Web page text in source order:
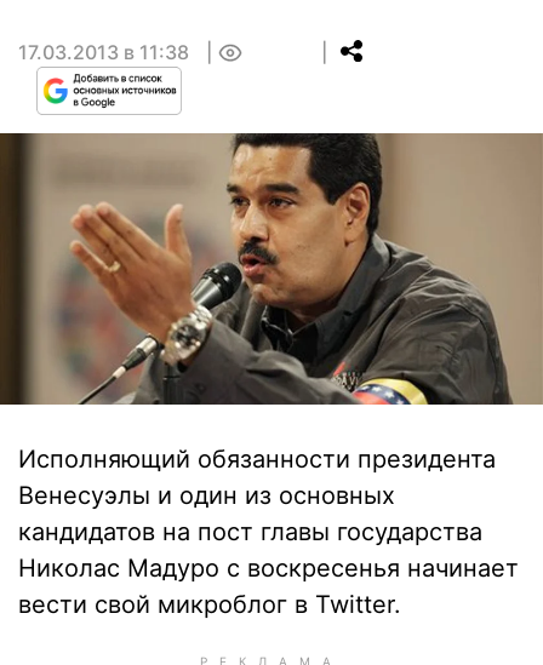
17.03.2013 в 11:38
Исполняющий обязанности президента
Венесуэлы и один из основных
кандидатов на пост главы государства
Николас Мадуро с воскресенья начинает
вести свой микроблог в Twitter.